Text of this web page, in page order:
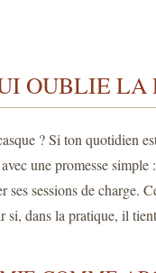
OUBLIE LA
? Si ton quotidien
une promesse
ses sessions de
dans la pratique, il